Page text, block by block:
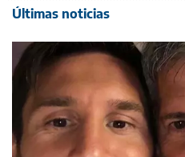
Últimas noticias